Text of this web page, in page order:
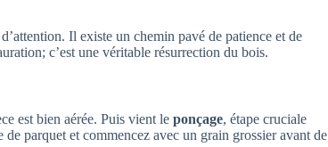
Il existe un chemin pavé de patience et de
c’est une véritable résurrection du bois.
est bien aérée. Puis vient le ponçage, étape cruciale
parquet et commencez avec un grain grossier avant de